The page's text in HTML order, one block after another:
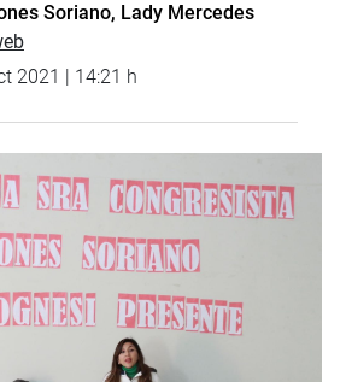
Soriano, Lady Mercedes
2021 | 14:21 h